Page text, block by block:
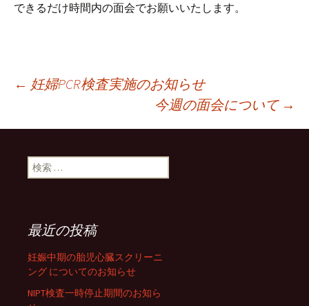
できるだけ時間内の面会でお願いいたします。
投稿ナビゲーション
← 妊婦PCR検査実施のお知らせ
今週の面会について →
検索:
最近の投稿
妊娠中期の胎児心臓スクリーニ
ング についてのお知らせ
NIPT検査一時停止期間のお知ら